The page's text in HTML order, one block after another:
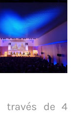
través de 4